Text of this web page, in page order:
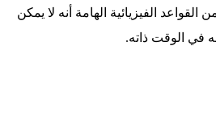
القواعد الفيزيائية الهامة أنه لا يمكن
في الوقت ذاته.